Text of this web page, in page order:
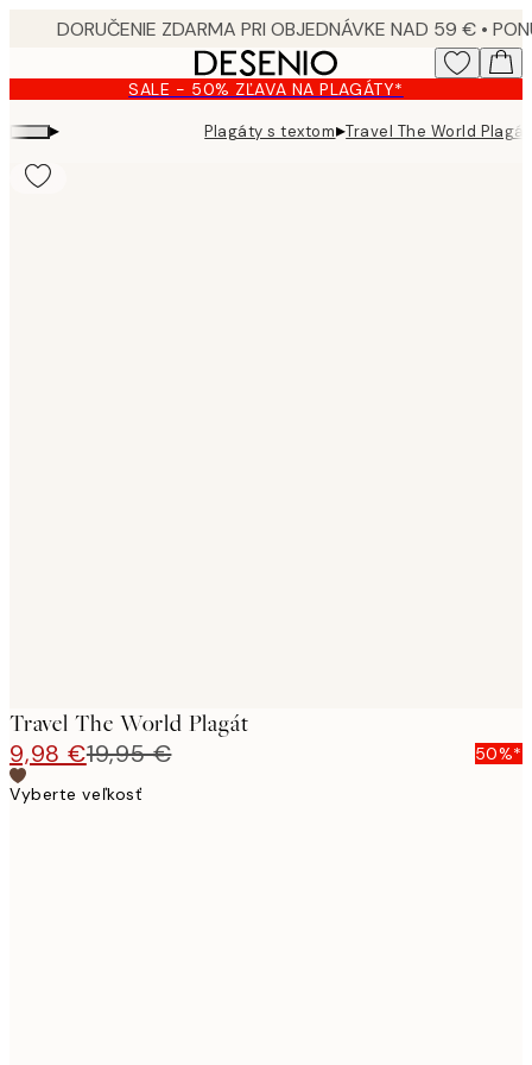
content.
SALE - 50% ZĽAVA NA PLAGÁTY*
▸ Plagáty s textom▸Travel The World Plagát
Travel The World Plagát
9,98 €19,95 €
50%*
Vyberte veľkosť